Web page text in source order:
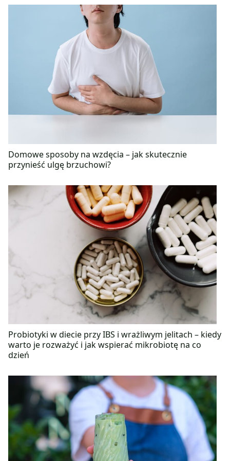
Domowe sposoby na wzdęcia – jak skutecznie
przynieść ulgę brzuchowi?
Probiotyki w diecie przy IBS i wrażliwym jelitach – kiedy
warto je rozważyć i jak wspierać mikrobiotę na co
dzień